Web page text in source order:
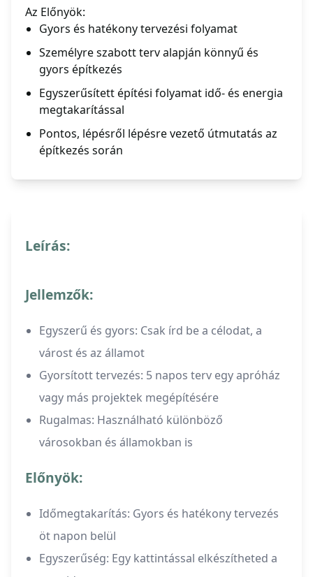
Az Előnyök:
Gyors és hatékony tervezési folyamat
Személyre szabott terv alapján könnyű és
gyors építkezés
Egyszerűsített építési folyamat idő- és energia
megtakarítással
Pontos, lépésről lépésre vezető útmutatás az
építkezés során
Leírás:
Jellemzők:
Egyszerű és gyors: Csak írd be a célodat, a
várost és az államot
Gyorsított tervezés: 5 napos terv egy apróház
vagy más projektek megépítésére
Rugalmas: Használható különböző
városokban és államokban is
Előnyök:
Időmegtakarítás: Gyors és hatékony tervezés
öt napon belül
Egyszerűség: Egy kattintással elkészítheted a